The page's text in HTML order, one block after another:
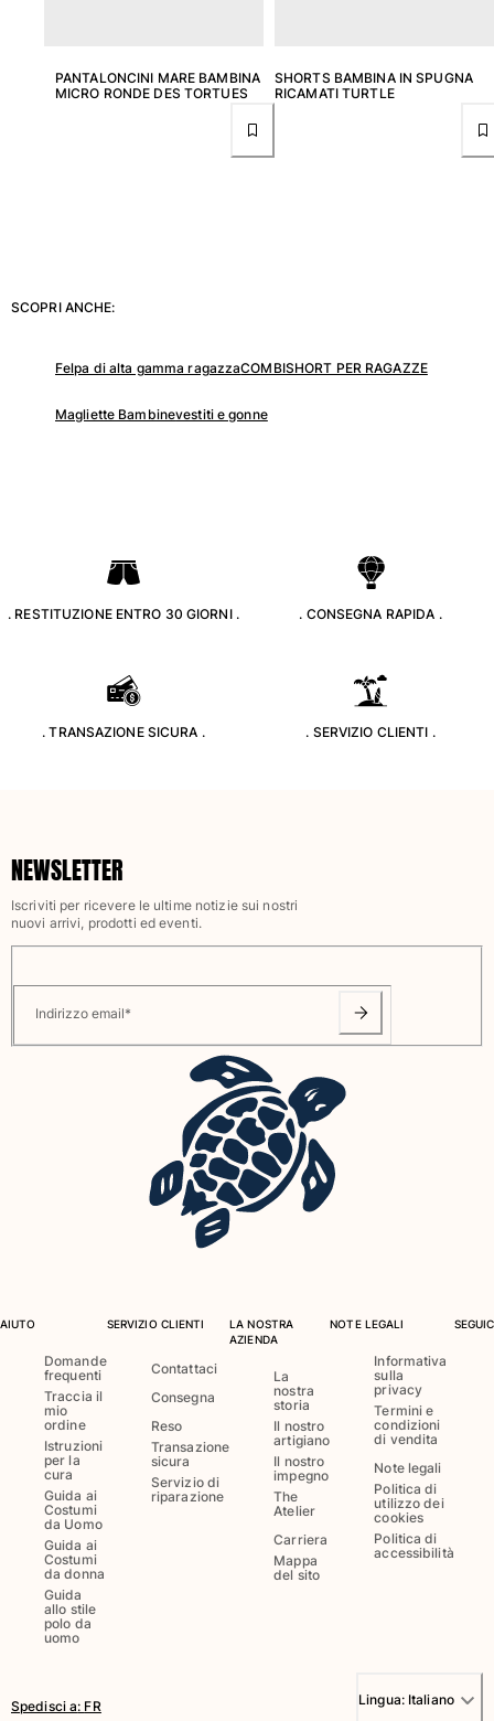
Abbigliamento
Sweatshirts
Kimonos
Vedi tutti i Bambino
Costumi da bagno
Neonato
Vedi tutti i Costumi da bagno
Abbigliamento
Pantaloni
Camicie
Vedi tutti i Abbigliamento
Vedi tutti i Bambina
Rashguard
Bikini
Neonato
Vedi tutti i Costumi da bagno
Abbigliamento
Abiti e Gonne
Tute
Pantaloncini
Felpe
Neonato
PANTALONCINI MARE BAMBINA
MICRO RONDE DES TORTUES
SHORTS BAMBINA IN SPUGNA
RICAMATI TURTLE
SCOPRI ANCHE:
Felpa di alta gamma ragazzaCOMBISHORT PER RAGAZZE
Magliette Bambinevestiti e gonne
. RESTITUZIONE ENTRO 30 GIORNI . . CONSEGNA RAPIDA .
. TRANSAZIONE SICURA . . SERVIZIO CLIENTI .
NEWSLETTER
Iscriviti per ricevere le ultime notizie sui nostri
nuovi arrivi, prodotti ed eventi.
Indirizzo email*
AIUTO
Domande
frequenti
Traccia il
mio
ordine
Istruzioni
per la
cura
Guida ai
Costumi
da Uomo
Guida ai
Costumi
da donna
Guida
allo stile
polo da
uomo
SERVIZIO CLIENTI
Contattaci
Consegna
Reso
Transazione
sicura
Servizio di
riparazione
LA NOSTRA
AZIENDA
La
nostra
storia
Il nostro
artigiano
Il nostro
impegno
The
Atelier
Carriera
Mappa
del sito
NOTE LEGALI
Informativa
sulla
privacy
Termini e
condizioni
di vendita
Note legali
Politica di
utilizzo dei
cookies
Politica di
accessibilità
Spedisci a: FR Lingua: Italiano